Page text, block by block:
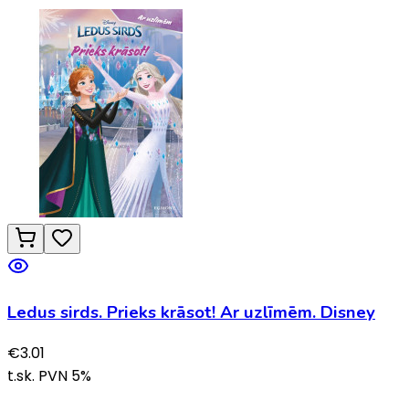
Ledus sirds. Prieks krāsot! Ar uzlīmēm. Disney
€3.01
t.sk. PVN 5%